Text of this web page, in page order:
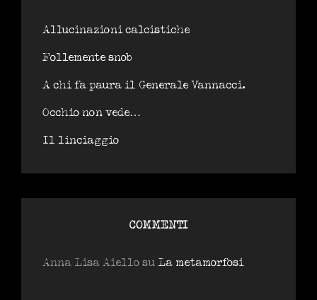
Allucinazioni calcistiche
Follemente snob
A chi fa paura il Generale Vannacci.
Occhio non vede…
Il linciaggio
COMMENTI
Anna Lisa Aiello su La metamorfosi